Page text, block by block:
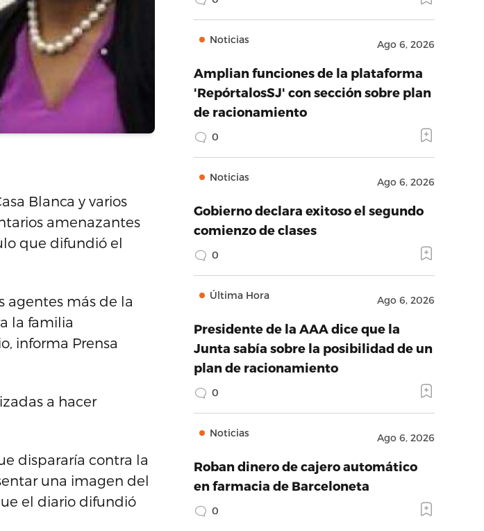
Blanca y varios
amenazantes
que difundió el
agentes más de la
la familia
informa Prensa
a hacer
dispararía contra la
una imagen del
el diario difundió
Noticias Ago 6, 2026
Amplian funciones de la plataforma
'RepórtalosSJ' con sección sobre plan
de racionamiento
0
Noticias Ago 6, 2026
Gobierno declara exitoso el segundo
comienzo de clases
0
Última Hora Ago 6, 2026
Presidente de la AAA dice que la
Junta sabía sobre la posibilidad de un
plan de racionamiento
0
Noticias Ago 6, 2026
Roban dinero de cajero automático
en farmacia de Barceloneta
0